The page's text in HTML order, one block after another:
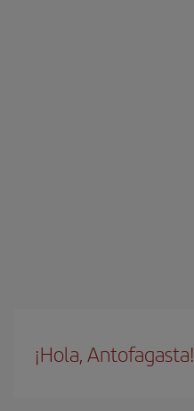
¡Hola, Antofagasta!